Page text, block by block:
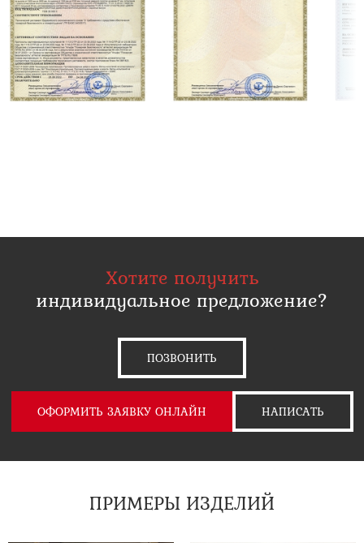
Хотите получить
индивидуальное предложение?
ПОЗВОНИТЬ
ОФОРМИТЬ ЗАЯВКУ ОНЛАЙН НАПИСАТЬ
ПРИМЕРЫ ИЗДЕЛИЙ